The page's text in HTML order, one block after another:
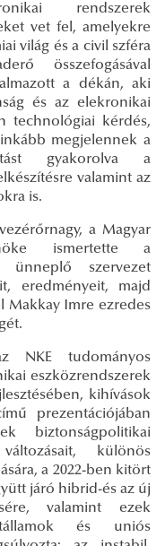
rendszerek
vet fel, amelyekre
világ és a civil szféra
összefogásával
a dékán, aki
és az elekronikai
technológiai kérdés,
megjelennek a
gyakorolva a
valamint az
is.
a Magyar
ismertette a
ünneplő szervezet
eredményeit, majd
Makkay Imre ezredes
NKE tudományos
eszközrendszerek
kihívások
prezentációjában
biztonságpolitikai
különös
a 2022-ben kitört
járó hibrid-és az új
valamint ezek
és uniós